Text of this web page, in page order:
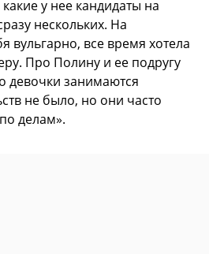
у нее кандидаты на
нескольких. На
вульгарно, все время хотела
Про Полину и ее подругу
девочки занимаются
не было, но они часто
делам».